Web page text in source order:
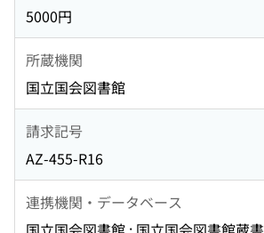
5000円
所蔵機関
国立国会図書館
請求記号
AZ-455-R16
連携機関・データベース